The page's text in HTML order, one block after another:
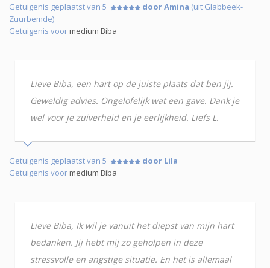
Getuigenis geplaatst van 5 door Amina (uit Glabbeek-
Zuurbemde)
Getuigenis voormedium Biba
Lieve Biba, een hart op de juiste plaats dat ben jij.
Geweldig advies. Ongelofelijk wat een gave. Dank je
wel voor je zuiverheid en je eerlijkheid. Liefs L.
Getuigenis geplaatst van 5
door Lila
Getuigenis voormedium Biba
Lieve Biba, Ik wil je vanuit het diepst van mijn hart
bedanken. Jij hebt mij zo geholpen in deze
stressvolle en angstige situatie. En het is allemaal